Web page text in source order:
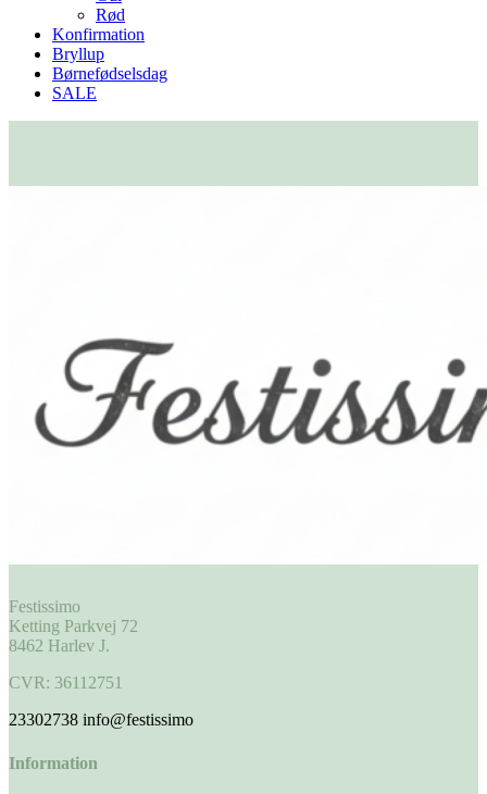
Rød
Konfirmation
Bryllup
Børnefødselsdag
SALE
Festissimo
Ketting Parkvej 72
8462 Harlev J.
CVR: 36112751
23302738 info@festissimo
Information